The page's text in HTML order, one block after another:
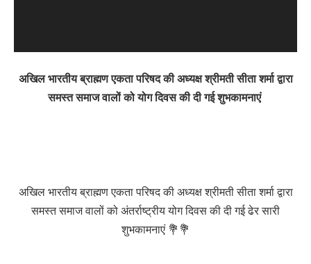
अखिल भारतीय ब्राह्मण एकता परिषद की अध्यक्ष श्रीमती सीता शर्मा द्वारा
समस्त समाज वालों को योग दिवस की दी गई शुभकामनाएं
अखिल भारतीय ब्राह्मण एकता परिषद की अध्यक्ष श्रीमती सीता शर्मा द्वारा
समस्त समाज वालों को अंतर्राष्ट्रीय योग दिवस की दी गई ढेर सारी
शुभकामनाएं 💐💐